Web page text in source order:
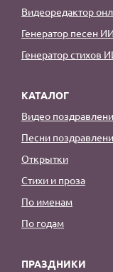
Видеоредактор
Генератор песен ИИ
Генератор стихов
КАТАЛОГ
Видео
Песни
Открытки
Стихи и проза
По именам
По годам
ПРАЗДНИКИ